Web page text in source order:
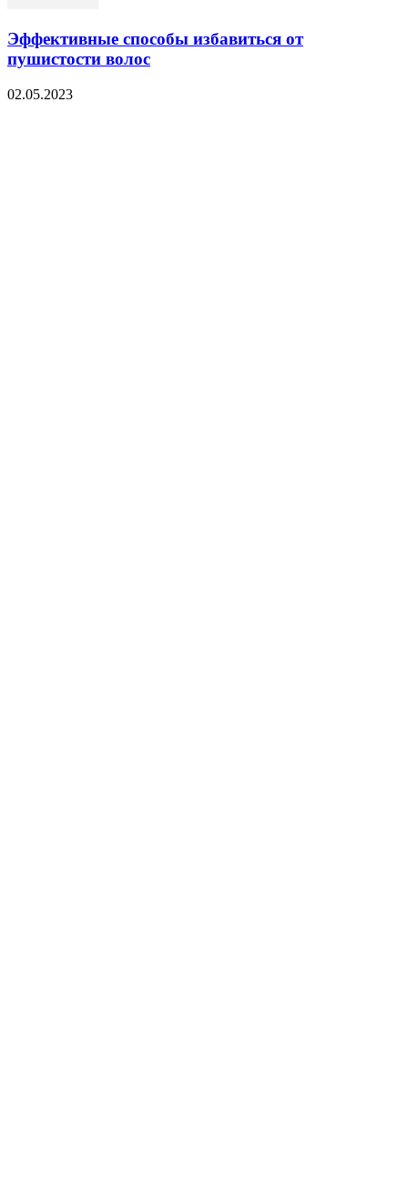
Эффективные способы избавиться от
пушистости волос
02.05.2023